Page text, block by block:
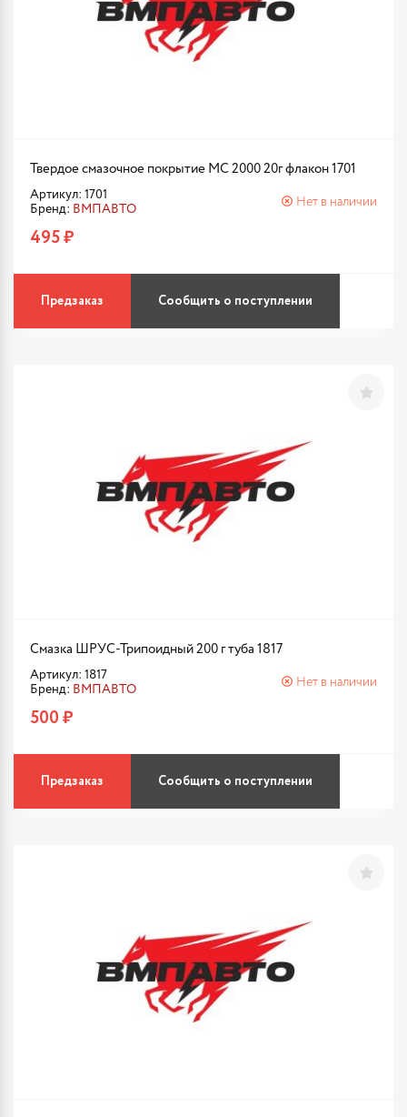
Твердое смазочное покрытие МС 2000 20г флакон 1701
Артикул: 1701
Бренд: ВМПАВТО
Нет в наличии
495 ₽
Предзаказ Сообщить о поступлении
Смазка ШРУС-Трипоидный 200 г туба 1817
Артикул: 1817
Бренд: ВМПАВТО
Нет в наличии
500 ₽
Предзаказ Сообщить о поступлении